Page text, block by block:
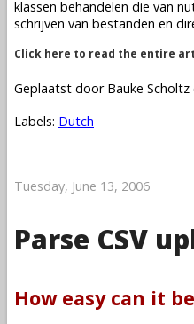
klassen behandelen die van
schrijven van bestanden en
Click here to read the entire
Geplaatst door Bauke Scholtz
Labels: Dutch
Tuesday, June 13, 2006
Parse CSV
How easy can it